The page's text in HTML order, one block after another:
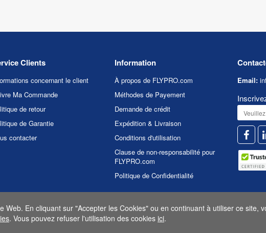
Clients
concernant le client
Ma Commande
de retour
de Garantie
contacter
Information
À propos de FLYPRO.com
Méthodes de Payement
Demande de crédit
Expédition & Livraison
Conditions d'utilisation
Clause de non-responsabilité pour
FLYPRO.com
Politique de Confidentialité
Email:
les droits sont réservés.Politique de Confidentialité
En cliquant sur "Accepter les Cookies" ou en continuant à utiliser ce site,
. Vous pouvez refuser l'utilisation des cookies ici.